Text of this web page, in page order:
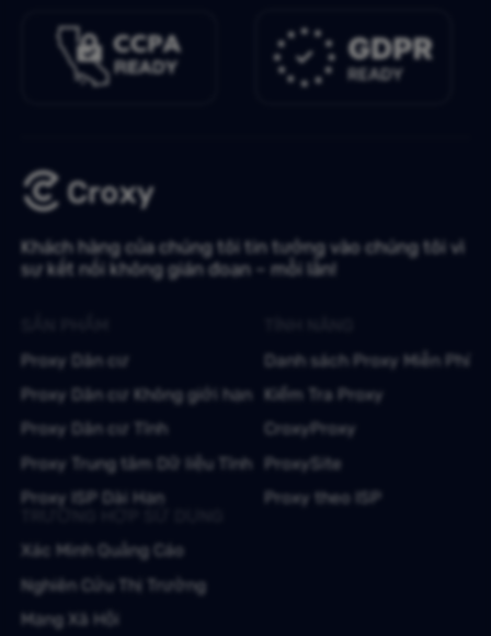
Khách hàng của chúng tôi tin tưởng vào chúng tôi vì
sự kết nối không gián đoạn – mỗi lần!
Proxy Dân cư
Proxy Dân cư Không giới hạn
Proxy Dân cư Tĩnh
Proxy Trung tâm Dữ liệu Tĩnh
Proxy ISP Dài Hạn
Danh sách Proxy Miễn Phí
Kiểm Tra Proxy
CroxyProxy
ProxySite
Proxy theo ISP
Xác Minh Quảng Cáo
Nghiên Cứu Thị Trường
Mạng Xã Hội